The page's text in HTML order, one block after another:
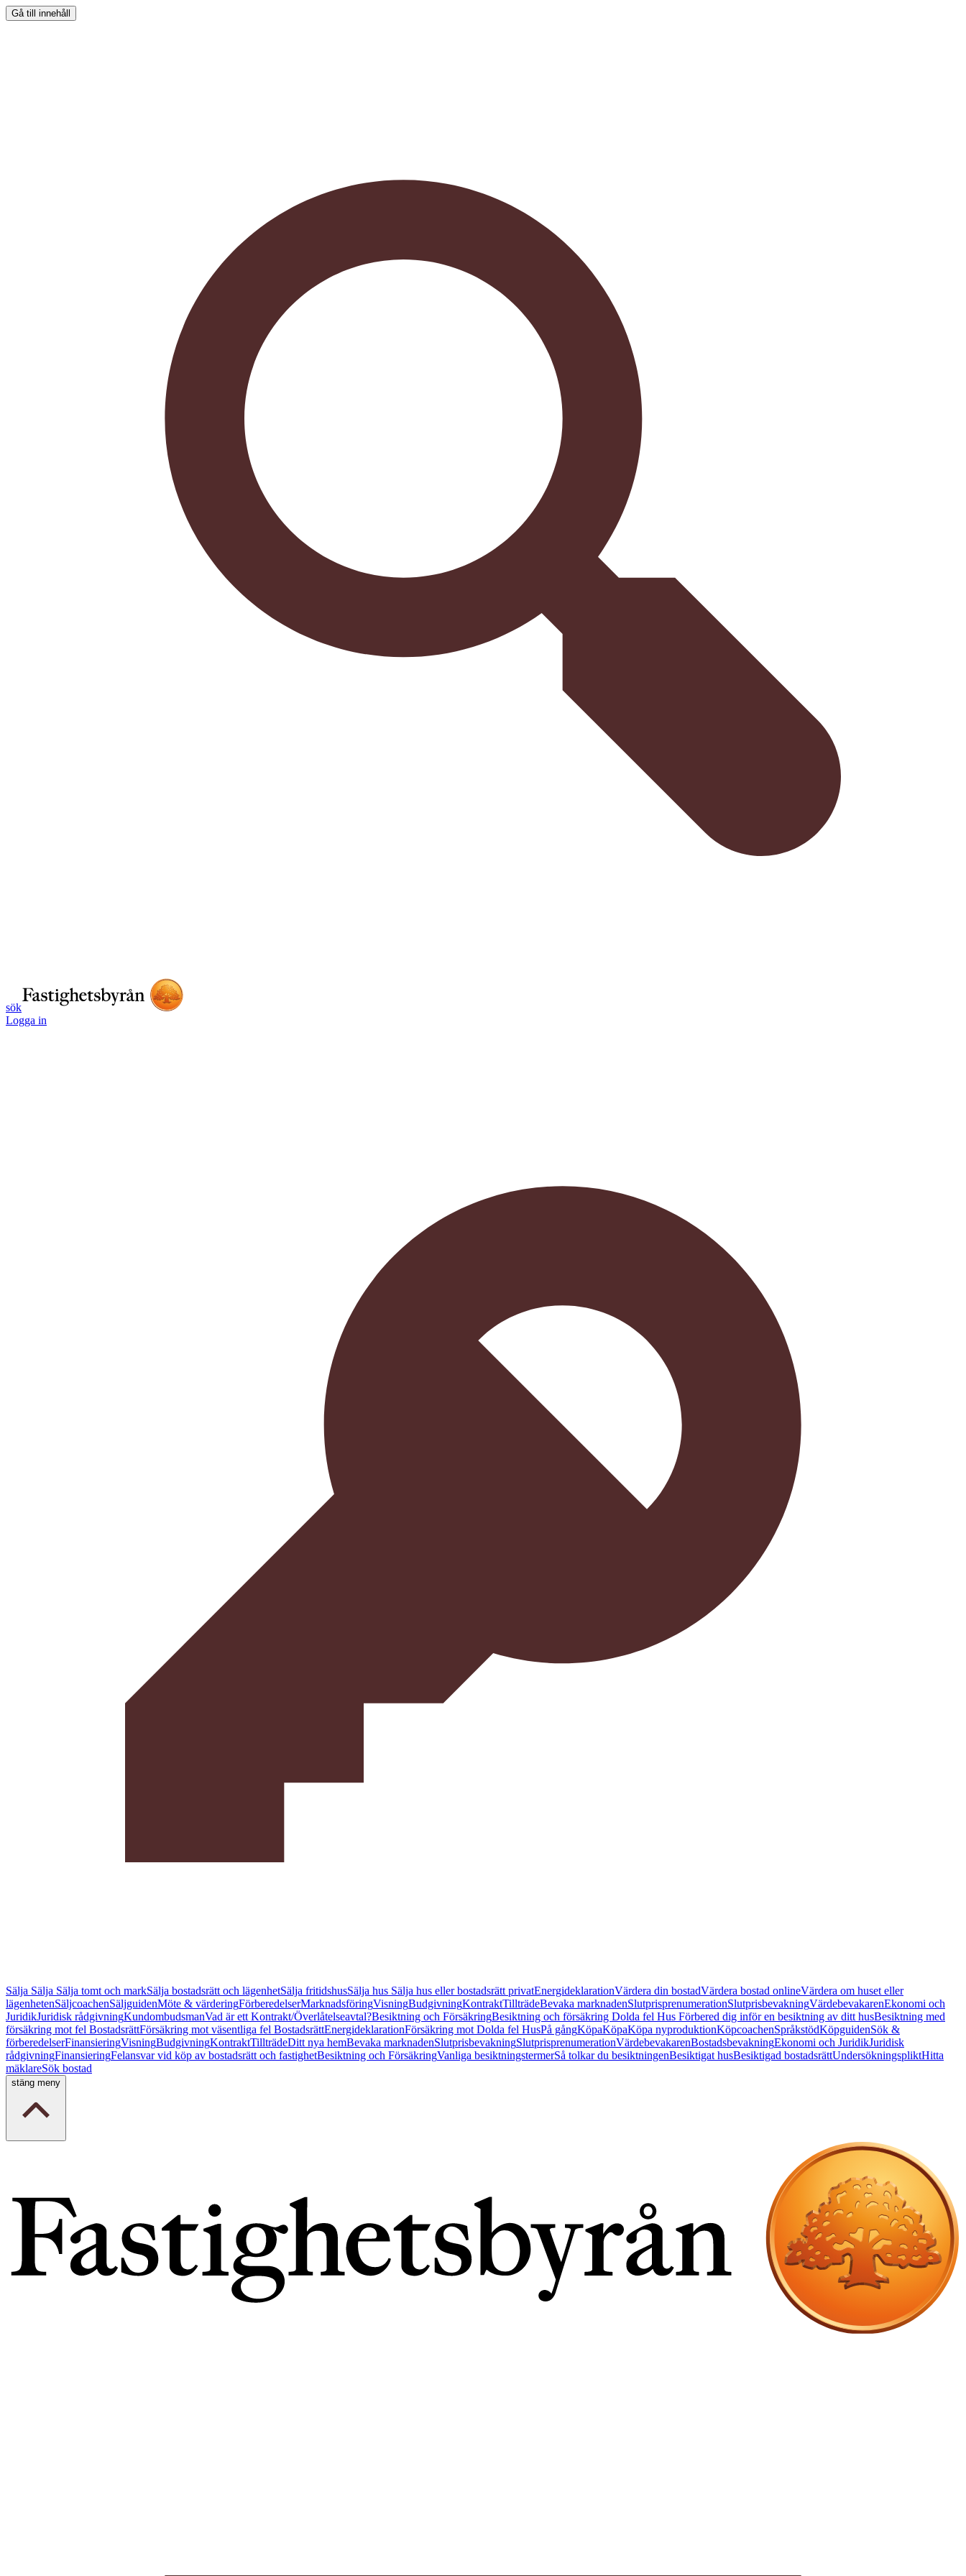
Gå till innehåll
sök
Logga in
Sälja Sälja Sälja tomt och markSälja bostadsrätt och lägenhetSälja fritidshusSälja hus Sälja hus eller bostadsrätt privatEnergideklarationVärdera din bostadVärdera bostad onlineVärdera om huset eller
lägenhetenSäljcoachenSäljguidenMöte & värderingFörberedelserMarknadsföringVisningBudgivningKontraktTillträdeBevaka marknadenSlutprisprenumerationSlutprisbevakningVärdebevakarenEkonomi och
JuridikJuridisk rådgivningKundombudsmanVad är ett Kontrakt/Överlåtelseavtal?Besiktning och FörsäkringBesiktning och försäkring Dolda fel Hus Förbered dig inför en besiktning av ditt husBesiktning med
försäkring mot fel BostadsrättFörsäkring mot väsentliga fel BostadsrättEnergideklarationFörsäkring mot Dolda fel HusPå gångKöpaKöpaKöpa nyproduktionKöpcoachenSpråkstödKöpguidenSök &
förberedelserFinansieringVisningBudgivningKontraktTillträdeDitt nya hemBevaka marknadenSlutprisbevakningSlutprisprenumerationVärdebevakarenBostadsbevakningEkonomi och JuridikJuridisk
rådgivningFinansieringFelansvar vid köp av bostadsrätt och fastighetBesiktning och FörsäkringVanliga besiktningstermerSå tolkar du besiktningenBesiktigat husBesiktigad bostadsrättUndersökningspliktHitta
mäklareSök bostad
stäng meny